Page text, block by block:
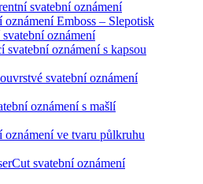
svatební oznámení
oznámení Emboss – Slepotisk
oznámení
svatební oznámení s kapsou
svatební oznámení
oznámení s mašlí
oznámení ve tvaru půlkruhu
svatební oznámení